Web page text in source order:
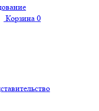
Корзина 0